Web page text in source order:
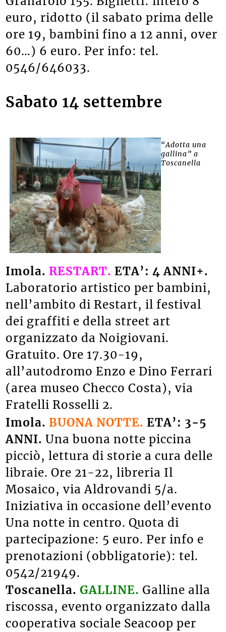
euro, ridotto (il sabato prima delle
ore 19, bambini fino a 12 anni, over
60…) 6 euro. Per info: tel.
0546/646033.
Sabato 14 settembre
“Adotta una
gallina” a
Toscanella
Imola.RESTART. ETA’: 4 ANNI+.
Laboratorio artistico per bambini,
nell’ambito di Restart, il festival
dei graffiti e della street art
organizzato da Noigiovani.
Gratuito. Ore 17.30-19,
all’autodromo Enzo e Dino Ferrari
(area museo Checco Costa), via
Fratelli Rosselli 2.
Imola.BUONA NOTTE. ETA’: 3-5
ANNI. Una buona notte piccina
picciò, lettura di storie a cura delle
libraie. Ore 21-22, libreria Il
Mosaico, via Aldrovandi 5/a.
Iniziativa in occasione dell’evento
Una notte in centro. Quota di
partecipazione: 5 euro. Per info e
prenotazioni (obbligatorie): tel.
0542/21949.
Toscanella.GALLINE. Galline alla
riscossa, evento organizzato dalla
cooperativa sociale Seacoop per